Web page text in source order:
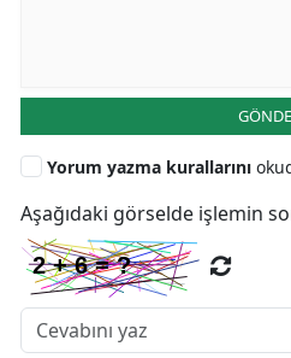
Yorum yazma kurallarını
Aşağıdaki görselde işlemin